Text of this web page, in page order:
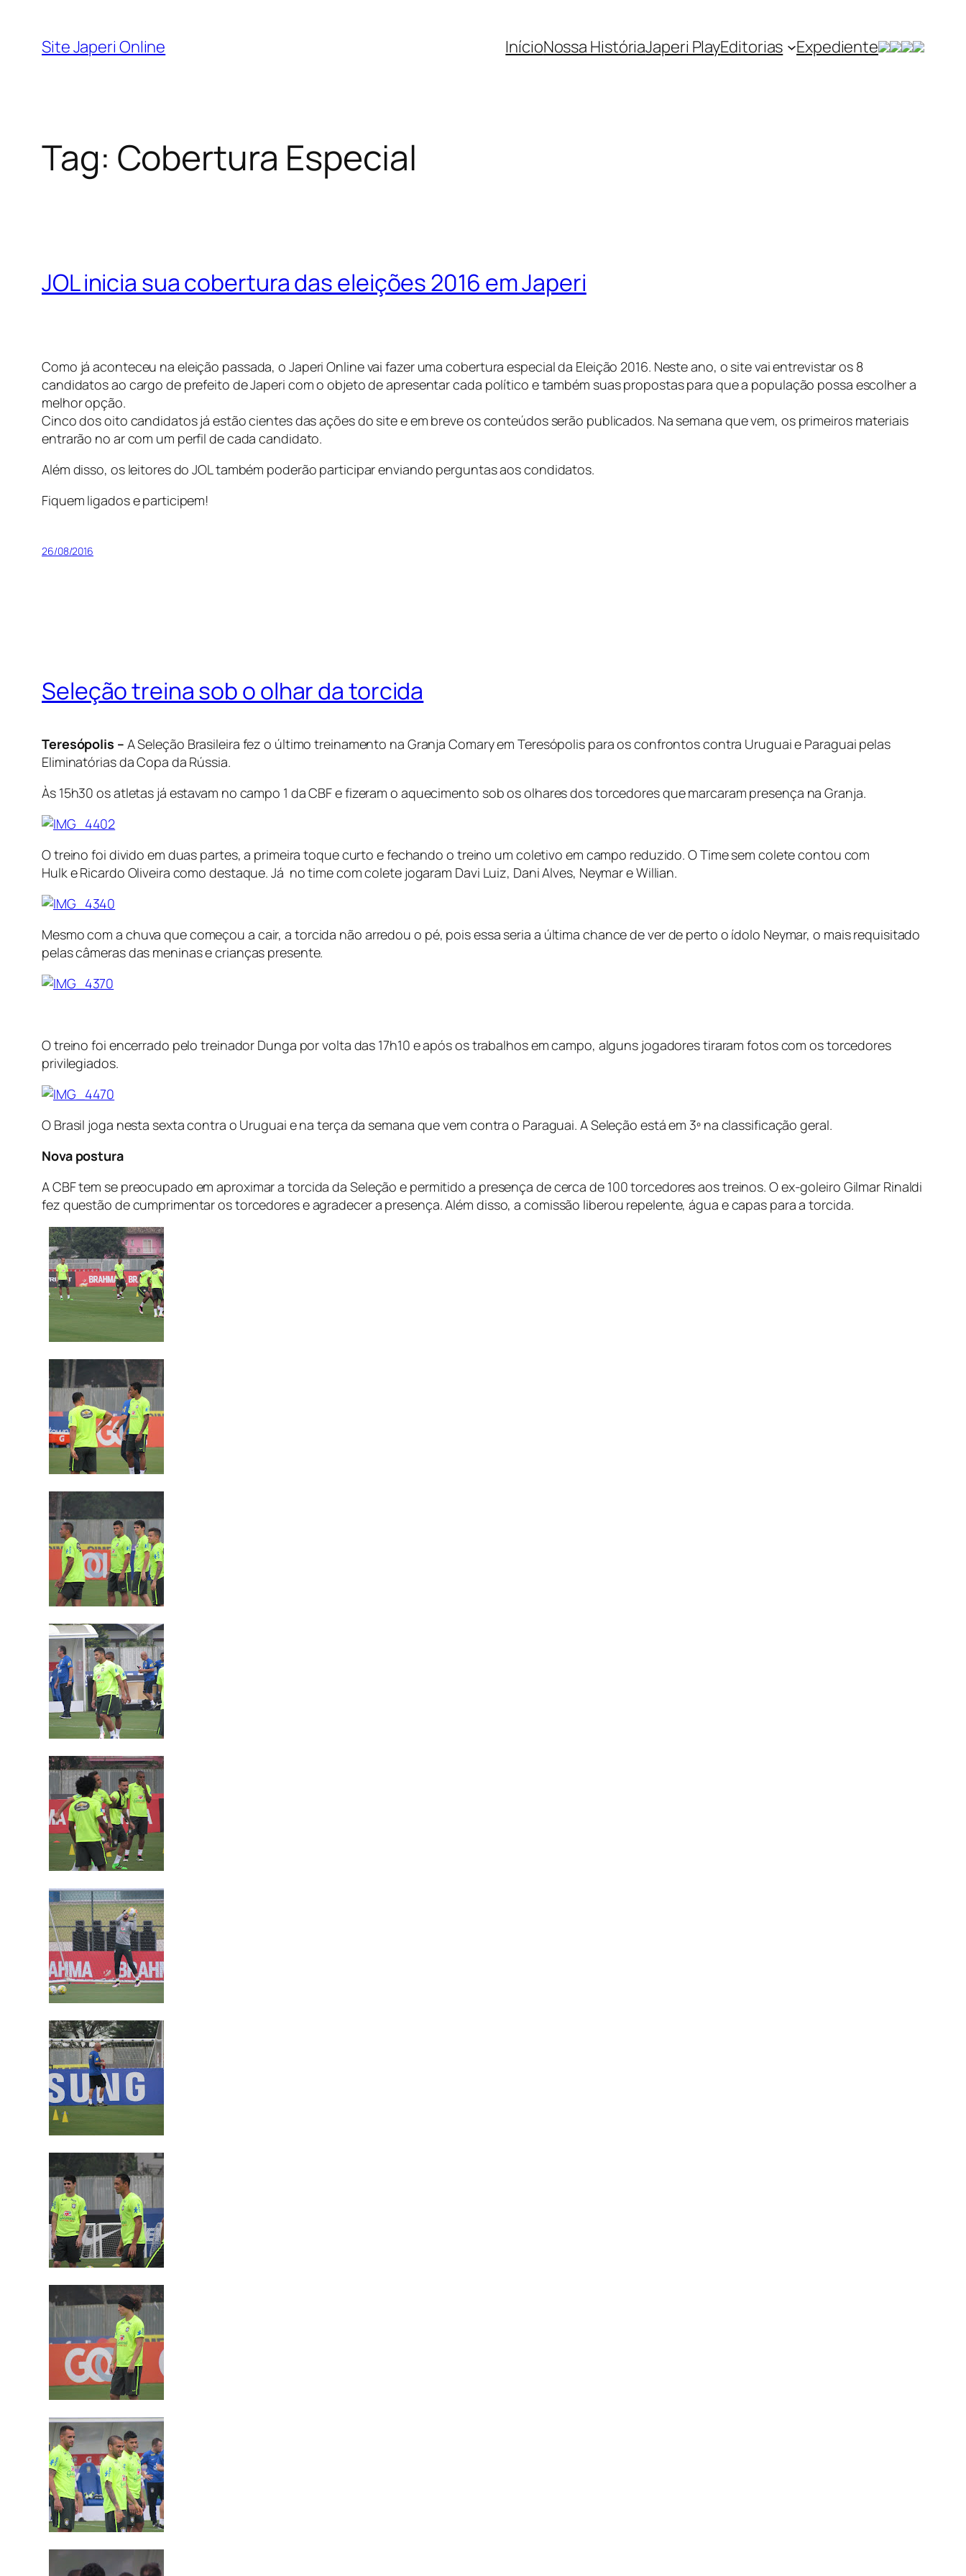
Site Japeri Online InícioNossa HistóriaJaperi PlayEditorias Expediente
Tag: Cobertura Especial
JOL inicia sua cobertura das eleições 2016 em Japeri
Como já aconteceu na eleição passada, o Japeri Online vai fazer uma cobertura especial da Eleição 2016. Neste ano, o site vai entrevistar os 8
candidatos ao cargo de prefeito de Japeri com o objeto de apresentar cada político e também suas propostas para que a população possa escolher a
melhor opção.
Cinco dos oito candidatos já estão cientes das ações do site e em breve os conteúdos serão publicados. Na semana que vem, os primeiros materiais
entrarão no ar com um perfil de cada candidato.
Além disso, os leitores do JOL também poderão participar enviando perguntas aos condidatos.
Fiquem ligados e participem!
26/08/2016
Seleção treina sob o olhar da torcida
Teresópolis – A Seleção Brasileira fez o último treinamento na Granja Comary em Teresópolis para os confrontos contra Uruguai e Paraguai pelas
Eliminatórias da Copa da Rússia.
Às 15h30 os atletas já estavam no campo 1 da CBF e fizeram o aquecimento sob os olhares dos torcedores que marcaram presença na Granja.
O treino foi divido em duas partes, a primeira toque curto e fechando o treino um coletivo em campo reduzido. O Time sem colete contou com
Hulk e Ricardo Oliveira como destaque. Já no time com colete jogaram Davi Luiz, Dani Alves, Neymar e Willian.
Mesmo com a chuva que começou a cair, a torcida não arredou o pé, pois essa seria a última chance de ver de perto o ídolo Neymar, o mais requisitado
pelas câmeras das meninas e crianças presente.
O treino foi encerrado pelo treinador Dunga por volta das 17h10 e após os trabalhos em campo, alguns jogadores tiraram fotos com os torcedores
privilegiados.
O Brasil joga nesta sexta contra o Uruguai e na terça da semana que vem contra o Paraguai. A Seleção está em 3º na classificação geral.
Nova postura
A CBF tem se preocupado em aproximar a torcida da Seleção e permitido a presença de cerca de 100 torcedores aos treinos. O ex-goleiro Gilmar Rinaldi
fez questão de cumprimentar os torcedores e agradecer a presença. Além disso, a comissão liberou repelente, água e capas para a torcida.